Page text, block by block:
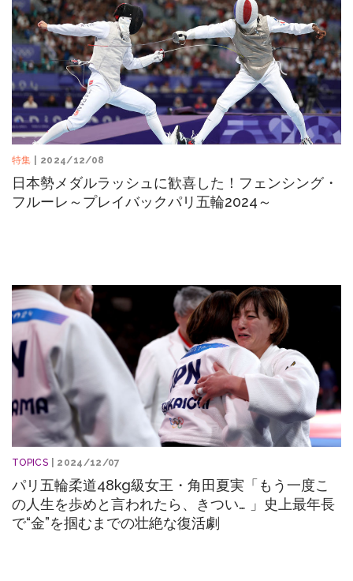
特集 | 2024/12/08
日本勢メダルラッシュに歓喜した！フェンシング・
フルーレ～プレイバックパリ五輪2024～
TOPICS | 2024/12/07
パリ五輪柔道48kg級女王・角田夏実「もう一度こ
の人生を歩めと言われたら、きつい… 」史上最年長
で“金”を掴むまでの壮絶な復活劇